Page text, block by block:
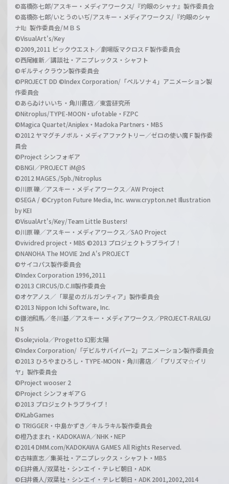
©高橋弥七郎/アスキー・メディアワークス/『灼眼のシャナ』製作委員会
©高橋弥七郎/いとうのいぢ/アスキー・メディアワークス/『灼眼のシャ
ナII』製作委員会/ＭＢＳ
©VisualArt's/Key
©2009,2011 ビックウエスト／劇場版マクロスＦ製作委員会
©西尾維新／講談社・アニプレックス・シャフト
©ギルティクラウン製作委員会
©PROJECT DD ©Index Corporation/「ペルソナ４」アニメーション製
作委員会
©あらゐけいいち・角川書店／東雲研究所
©Nitroplus/TYPE-MOON・ufotable・FZPC
©Magica Quartet/Aniplex・Madoka Partners・MBS
©2012 ヤマグチノボル・メディアファクトリー／ゼロの使い魔Ｆ製作委
員会
©Project シンフォギア
©BNGI／PROJECT iM@S
©2012 MAGES./5pb./Nitroplus
©川原 礫／アスキー・メディアワークス／AW Project
©SEGA / ©Crypton Future Media, Inc. www.crypton.net Illustration
by KEI
©VisualArt's/Key/Team Little Busters!
©川原 礫／アスキー・メディアワークス／SAO Project
©vividred project・MBS ©2013 プロジェクトラブライブ！
©NANOHA The MOVIE 2nd A's PROJECT
©サイコパス製作委員会
©Index Corporation 1996,2011
©2013 CIRCUS/D.C.III製作委員会
©オケアノス／「翠星のガルガンティア」製作委員会
©2013 Nippon Ichi Software, Inc.
©鎌池和馬／冬川基／アスキー・メディアワークス／PROJECT-RAILGU
N S
©sole;viola／Progetto 幻影太陽
©Index Corporation/「デビルサバイバー2」アニメーション製作委員会
©2013 ひろやまひろし・TYPE-MOON・角川書店／「プリズマ☆イリ
ヤ」製作委員会
©Project wooser 2
©Project シンフォギアＧ
©2013 プロジェクトラブライブ！
©KLabGames
© TRIGGER・中島かずき／キルラキル製作委員会
©橙乃ままれ・KADOKAWA／NHK・NEP
©2014 DMM.com/KADOKAWA GAMES All Rights Reserved.
©古味直志／集英社・アニプレックス・シャフト・MBS
©臼井儀人/双葉社・シンエイ・テレビ朝日・ADK
©臼井儀人/双葉社・シンエイ・テレビ朝日・ADK 2001,2002,2014